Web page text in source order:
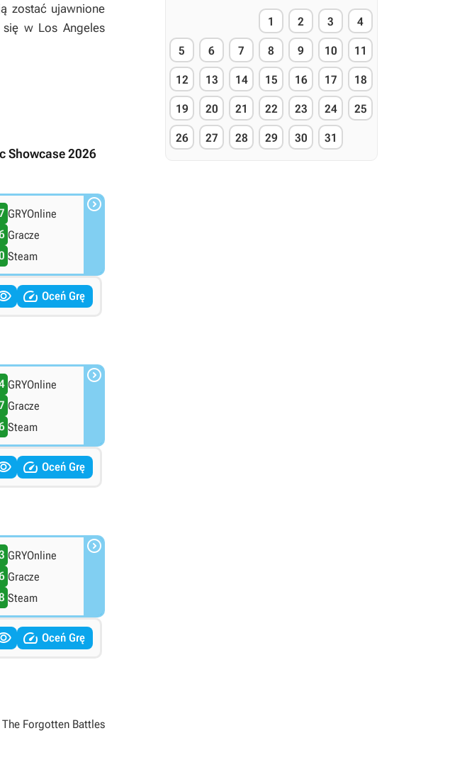
zostać ujawnione
w Los Angeles
Showcase 2026
GRYOnline
Gracze
Steam

 Oceń Grę
GRYOnline
Gracze
Steam

 Oceń Grę
GRYOnline
Gracze
Steam

 Oceń Grę
Forgotten Battles
1 2 3 4
5 6 7 8 9 10 11
12 13 14 15 16 17 18
19 20 21 22 23 24 25
26 27 28 29 30 31